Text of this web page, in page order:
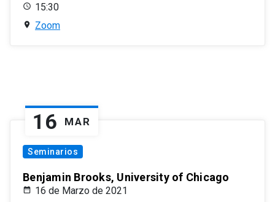
15:30
Zoom
16 MAR
Seminarios
Benjamin Brooks, University of Chicago
16 de Marzo de 2021